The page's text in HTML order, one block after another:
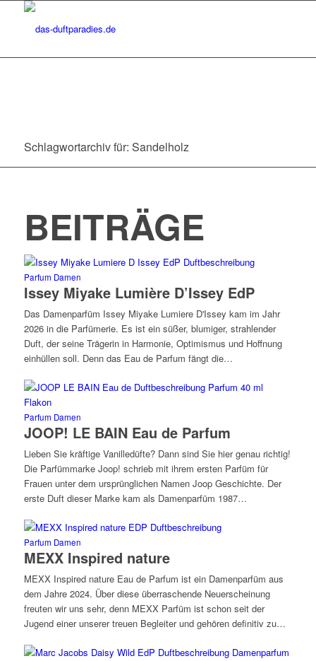
Schlagwortarchiv für: Sandelholz
BEITRÄGE
Parfum Damen
Issey Miyake Lumière D’Issey EdP
Das Damenparfüm Issey Miyake Lumiere D'Issey kam im Jahr
2026 in die Parfümerie. Es ist ein süßer, blumiger, strahlender
Duft, der seine Trägerin in Harmonie, Optimismus und Hoffnung
einhüllen soll. Denn das Eau de Parfum fängt die…
Parfum Damen
JOOP! LE BAIN Eau de Parfum
Lieben Sie kräftige Vanilledüfte? Dann sind Sie hier genau richtig!
Die Parfümmarke Joop! schrieb mit ihrem ersten Parfüm für
Frauen unter dem ursprünglichen Namen Joop Geschichte. Der
erste Duft dieser Marke kam als Damenparfüm 1987…
Parfum Damen
MEXX Inspired nature
MEXX Inspired nature Eau de Parfum ist ein Damenparfüm aus
dem Jahre 2024. Über diese überraschende Neuerscheinung
freuten wir uns sehr, denn MEXX Parfüm ist schon seit der
Jugend einer unserer treuen Begleiter und gehören definitiv zu…